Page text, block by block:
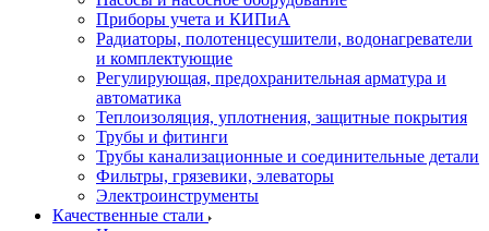
Приборы учета и КИПиА
Радиаторы, полотенцесушители, водонагреватели
и комплектующие
Регулирующая, предохранительная арматура и
автоматика
Теплоизоляция, уплотнения, защитные покрытия
Трубы и фитинги
Трубы канализационные и соединительные детали
Фильтры, грязевики, элеваторы
Электроинструменты
Качественные стали